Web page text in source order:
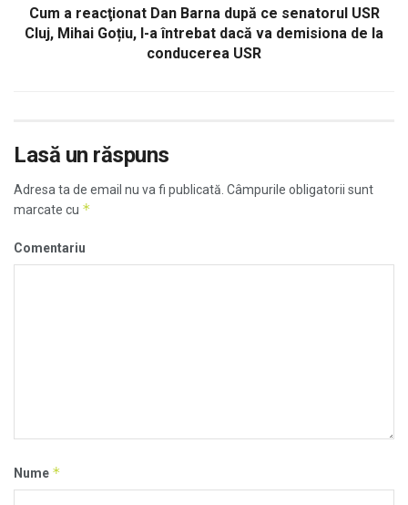
Cum a reacţionat Dan Barna după ce senatorul USR
Cluj, Mihai Goțiu, l-a întrebat dacă va demisiona de la
conducerea USR
Lasă un răspuns
Adresa ta de email nu va fi publicată. Câmpurile obligatorii sunt
marcate cu *
Comentariu
Nume *